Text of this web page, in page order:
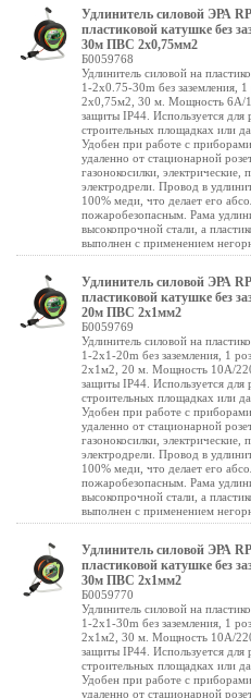
Удлинитель силовой ЭРА
пластиковой катушке без
30м ПВС 2х0,75мм2
Б0059768
Удлинитель силовой на
1-2x0.75-30m без заземления,
2х0,75м2, 30 м. Мощность 6А/
защиты IP44. Используется для
строительных площадках или
Удобен при работе с
удаленно от стационарной
газонокосилки,
электродрели. Провод в
100% меди, что делает его
пожаробезопасным. Рама
высокопрочной стали, а
выполнен с применением
Удлинитель силовой ЭРА
пластиковой катушке без
20м ПВС 2х1мм2
Б0059769
Удлинитель силовой на
1-2x1-20m без заземления, 1
2х1м2, 20 м. Мощность 10А/
защиты IP44. Используется для
строительных площадках или
Удобен при работе с
удаленно от стационарной
газонокосилки,
электродрели. Провод в
100% меди, что делает его
пожаробезопасным. Рама
высокопрочной стали, а
выполнен с применением
Удлинитель силовой ЭРА
пластиковой катушке без
30м ПВС 2x1мм2
Б0059770
Удлинитель силовой на
1-2x1-30m без заземления, 1
2х1м2, 30 м. Мощность 10А/
защиты IP44. Используется для
строительных площадках или
Удобен при работе с
удаленно от стационарной